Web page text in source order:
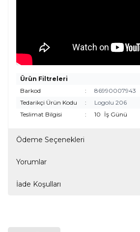
Ürün Filtreleri
Barkod
:
86990007943
Tedarikçi Ürün Kodu
:
Logolu 206
Teslimat Bilgisi
: 10 İş Günü
Ödeme Seçenekleri
Yorumlar
İade Koşulları